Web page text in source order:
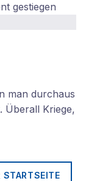
gestiegen
man durchaus
Überall Kriege,
STARTSEITE